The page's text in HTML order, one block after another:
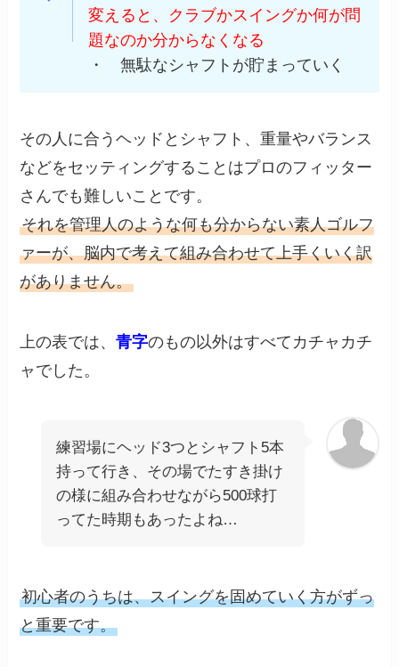
変えると、クラブかスイングか何が問
題なのか分からなくなる
・ 無駄なシャフトが貯まっていく
その人に合うヘッドとシャフト、重量やバランス
などをセッティングすることはプロのフィッター
さんでも難しいことです。
それを管理人のような何も分からない素人ゴルフ
ァーが、脳内で考えて組み合わせて上手くいく訳
がありません。
上の表では、青字のもの以外はすべてカチャカチ
ャでした。
練習場にヘッド3つとシャフト5本
持って行き、その場でたすき掛け
の様に組み合わせながら500球打
ってた時期もあったよね…
初心者のうちは、スイングを固めていく方がずっ
と重要です。